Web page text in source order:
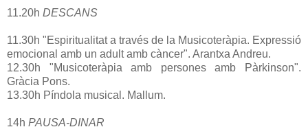
11.20h DESCANS
11.30h "Espiritualitat a través de la Musicoteràpia. Expressió
emocional amb un adult amb càncer". Arantxa Andreu.
12.30h "Musicoteràpia amb persones amb Pàrkinson".
Gràcia Pons.
13.30h Píndola musical. Mallum.
14h PAUSA-DINAR